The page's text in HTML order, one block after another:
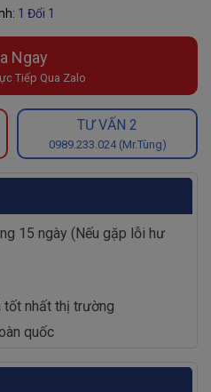
1 Đổi 1
Ngay
Tiếp Qua Zalo
TƯ VẤN 2
0989.233.024 (Mr.Tùng)
15 ngày (Nếu gặp lỗi hư
tốt nhất thị trường
quốc